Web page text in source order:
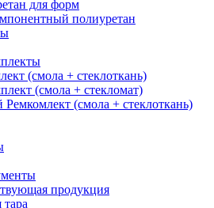
для форм
полиуретан
(смола + стеклоткань)
(смола + стекломат)
(смола + стеклоткань)
продукция